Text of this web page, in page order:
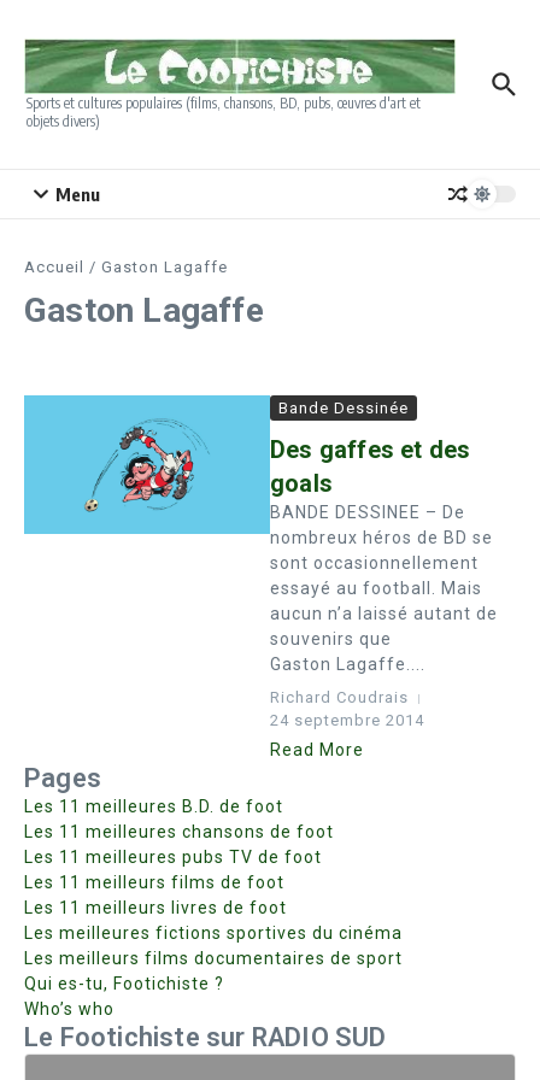
Sports et cultures populaires (films, chansons, BD, pubs, œuvres d'art et
objets divers)
Menu
Accueil / Gaston Lagaffe
Gaston Lagaffe
Bande Dessinée
Des gaffes et des
goals
BANDE DESSINEE – De
nombreux héros de BD se
sont occasionnellement
essayé au football. Mais
aucun n’a laissé autant de
souvenirs que
Gaston Lagaffe....
Richard Coudrais
24 septembre 2014
Read More
Pages
Les 11 meilleures B.D. de foot
Les 11 meilleures chansons de foot
Les 11 meilleures pubs TV de foot
Les 11 meilleurs films de foot
Les 11 meilleurs livres de foot
Les meilleures fictions sportives du cinéma
Les meilleurs films documentaires de sport
Qui es-tu, Footichiste ?
Who’s who
Le Footichiste sur RADIO SUD